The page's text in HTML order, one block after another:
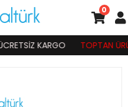
KARGO TOPTAN
0